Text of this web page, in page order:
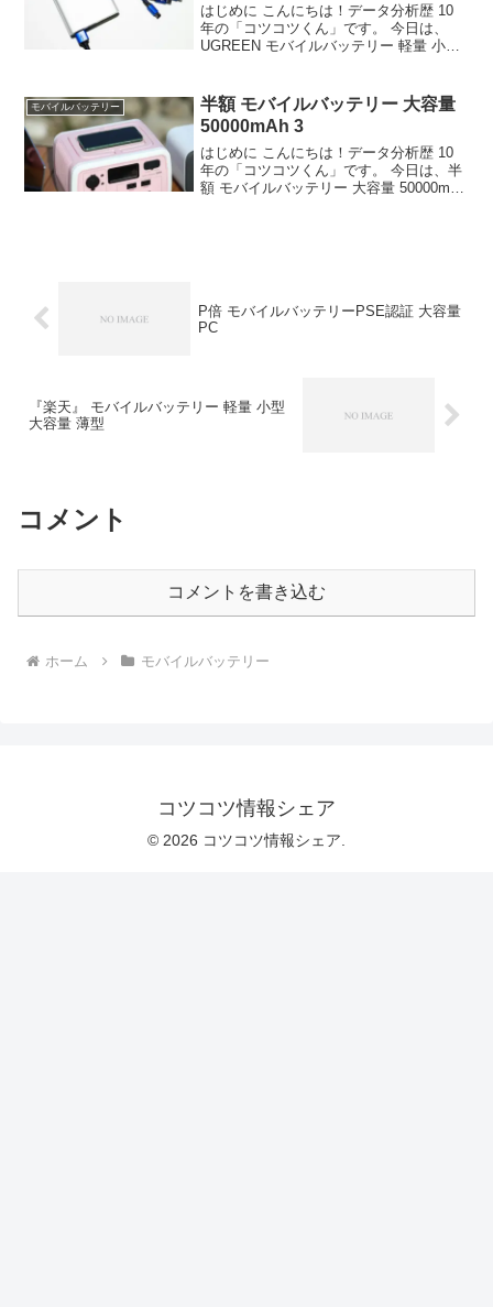
はじめに こんにちは！データ分析歴 10
年の「コツコツくん」です。 今日は、
UGREEN モバイルバッテリー 軽量 小型
リー 軽量 小型 10000...
モバイルバッテリー
半額 モバイルバッテリー 大容量
50000mAh 3
はじめに こんにちは！データ分析歴 10
年の「コツコツくん」です。 今日は、半
額 モバイルバッテリー 大容量 50000mAh
P倍 モバイルバッテリーPSE認証 大容量
PC
『楽天』 モバイルバッテリー 軽量 小型
大容量 薄型
コメント
コメントを書き込む
ホーム モバイルバッテリー
コツコツ情報シェア
© 2026 コツコツ情報シェア.